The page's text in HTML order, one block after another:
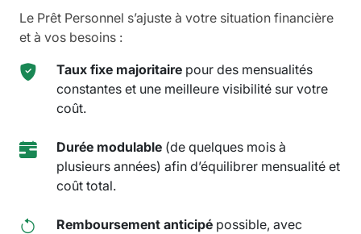
Le Prêt Personnel s’ajuste à votre situation financière
et à vos besoins :
Taux fixe majoritaire pour des mensualités
constantes et une meilleure visibilité sur votre
coût.
Durée modulable (de quelques mois à
plusieurs années) afin d’équilibrer mensualité et
coût total.
Remboursement anticipé possible, avec